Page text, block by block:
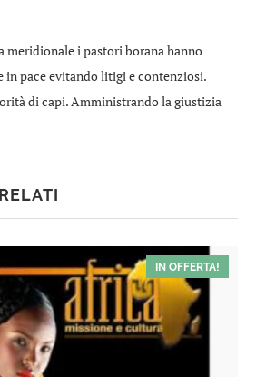
meridionale i pastori borana hanno
pace evitando litigi e contenziosi.
di capi. Amministrando la giustizia
IN OFFERTA!